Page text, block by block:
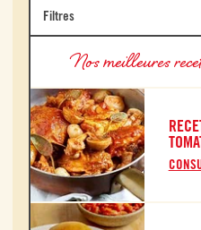
Filtres
Nos meilleures